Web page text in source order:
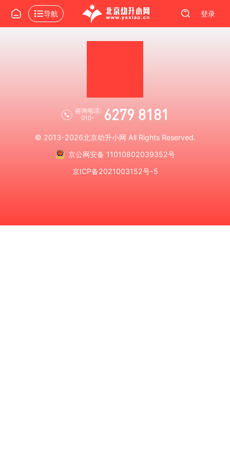
导航 登录
咨询电话:
010-
6279 8181
© 2013-2026北京幼升小网 All Rights Reserved.
京公网安备 11010802039352号
京ICP备2021003152号-5